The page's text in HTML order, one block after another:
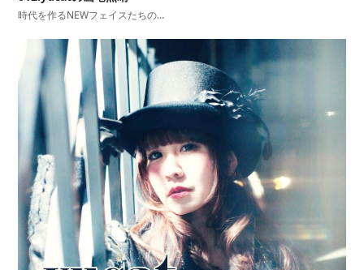
時代を作るNEWフェイスたちの…